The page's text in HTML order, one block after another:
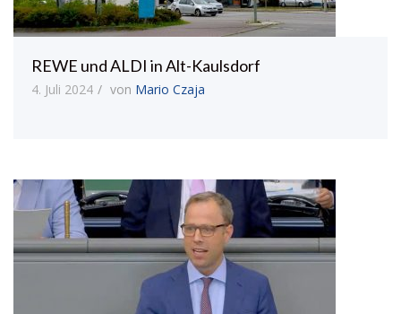
REWE und ALDI in Alt-Kaulsdorf
4. Juli 2024 von Mario Czaja